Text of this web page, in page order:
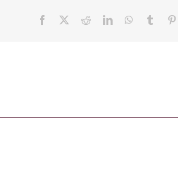
Facebook RedditLinkedInWhatsApp
Tumblr